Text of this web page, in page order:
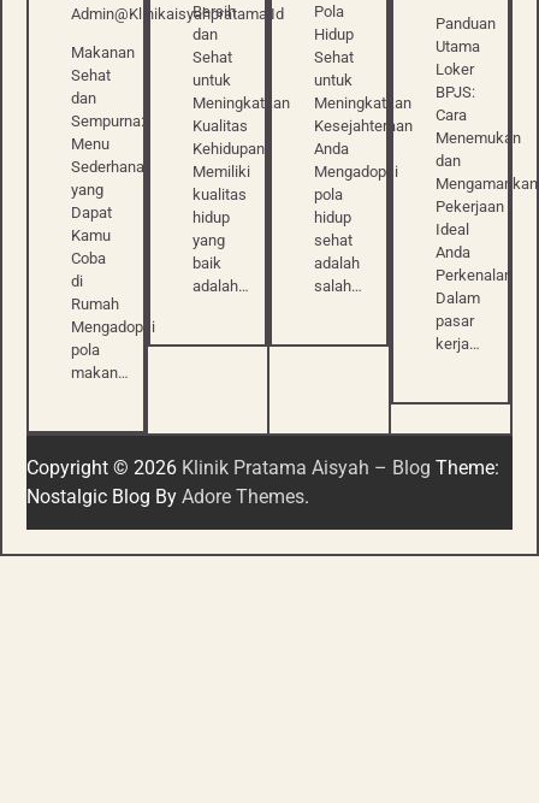
Admin@klinikaisyahpratama.id
Makanan
Sehat
dan
Sempurna:
Menu
Sederhana
yang
Dapat
Kamu
Coba
di
Rumah
Mengadopsi
pola
makan…
Bersih
dan
Sehat
untuk
Meningkatkan
Kualitas
Kehidupan
Memiliki
kualitas
hidup
yang
baik
adalah…
Pola
Hidup
Sehat
untuk
Meningkatkan
Kesejahteraan
Anda
Mengadopsi
pola
hidup
sehat
adalah
salah…
Panduan
Utama
Loker
BPJS:
Cara
Menemukan
dan
Mengamankan
Pekerjaan
Ideal
Anda
Perkenalan
Dalam
pasar
kerja…
Copyright © 2026 Klinik Pratama Aisyah – Blog Theme:
Nostalgic Blog By Adore Themes.